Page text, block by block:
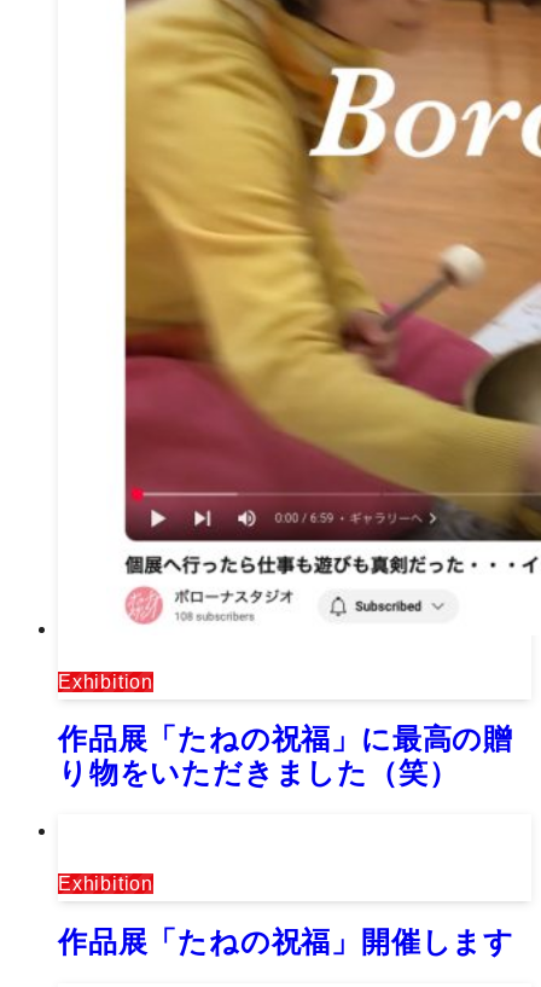
Exhibition
作品展「たねの祝福」に最高の贈
り物をいただきました（笑）
Exhibition
作品展「たねの祝福」開催します